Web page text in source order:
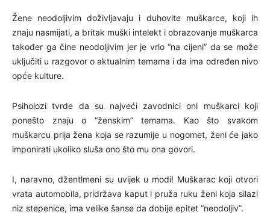
Žene neodoljivim doživljavaju i duhovite muškarce, koji ih
znaju nasmijati, a britak muški intelekt i obrazovanje muškarca
također ga čine neodoljivim jer je vrlo “na cijeni” da se može
uključiti u razgovor o aktualnim temama i da ima određen nivo
opće kulture.
Psiholozi tvrde da su najveći zavodnici oni muškarci koji
ponešto znaju o “ženskim” temama. Kao što svakom
muškarcu prija žena koja se razumije u nogomet, ženi će jako
imponirati ukoliko sluša ono što mu ona govori.
I, naravno, džentlmeni su uvijek u modi! Muškarac koji otvori
vrata automobila, pridržava kaput i pruža ruku ženi koja silazi
niz stepenice, ima velike šanse da dobije epitet “neodoljiv”.